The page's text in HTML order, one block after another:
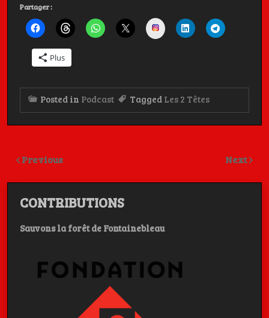
Partager :
Instagram
Plus
Posted in Podcast Tagged Les 2 Têtes
Previous Next
CONTRIBUTIONS
Sauvons la forêt de Fontainebleau